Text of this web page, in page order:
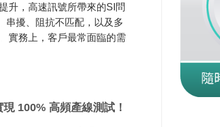
升，高速訊號所帶來的SI問
串擾、阻抗不匹配，以及多
實務上，客戶最常面臨的需
100% 高頻產線測試！